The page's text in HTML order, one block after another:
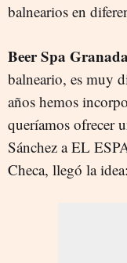
balnearios en
Beer Spa Granada
balneario, es muy
años hemos
queríamos ofrecer
Sánchez a EL
Checa, llegó la